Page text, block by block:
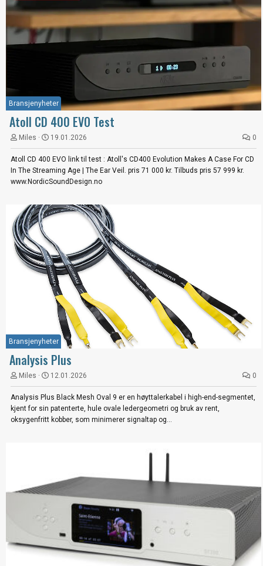
Bransjenyheter
Atoll CD 400 EVO Test
Miles 19.01.2026 0
Atoll CD 400 EVO link til test : Atoll's CD400 Evolution Makes A Case For CD
In The Streaming Age | The Ear Veil. pris 71 000 kr. Tilbuds pris 57 999 kr.
www.NordicSoundDesign.no
Bransjenyheter
Analysis Plus
Miles 12.01.2026 0
Analysis Plus Black Mesh Oval 9 er en høyttalerkabel i high-end-segmentet,
kjent for sin patenterte, hule ovale ledergeometri og bruk av rent,
oksygenfritt kobber, som minimerer signaltap og...